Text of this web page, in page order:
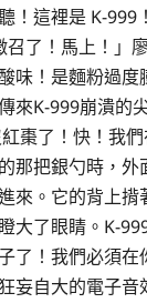
！這裡是 K-
了！馬上！」
！是麵粉過度
K-999崩潰的
棗了！快！我
把銀勺時，外
來。它的背上
了眼睛。K-
了！我們必須
妄自大的電子